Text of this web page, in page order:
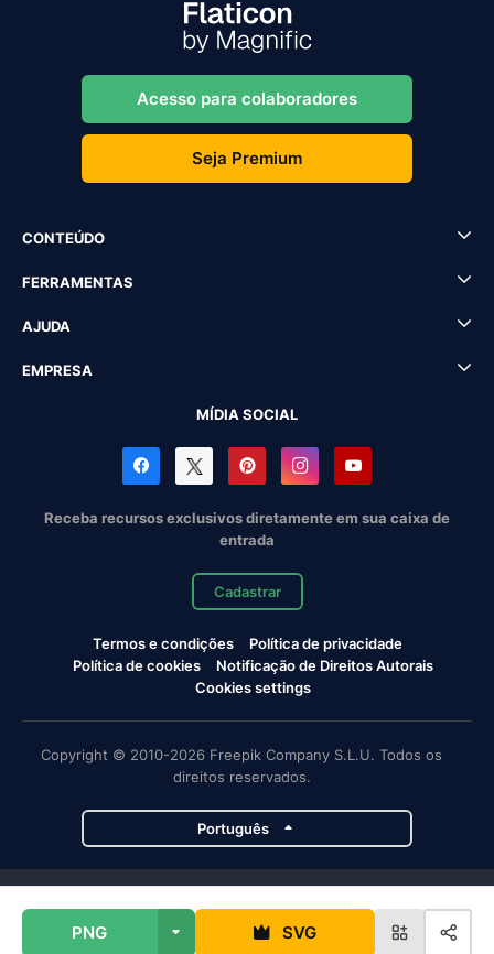
PNG SVG
Acesso para colaboradores
Seja Premium
CONTEÚDO
FERRAMENTAS
AJUDA
EMPRESA
MÍDIA SOCIAL
Receba recursos exclusivos diretamente em sua caixa de
entrada
Cadastrar
Termos e condições
Política de privacidade
Política de cookies
Notificação de Direitos Autorais
Cookies settings
Copyright © 2010-2026 Freepik Company S.L.U. Todos os
direitos reservados.
Português